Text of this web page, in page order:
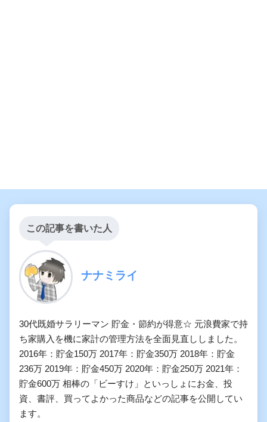
この記事を書いた人
ナナミライ
30代既婚サラリーマン 貯金・節約が得意☆ 元浪費家で持
ち家購入を機に家計の管理方法を全面見直ししました。
2016年：貯金150万 2017年：貯金350万 2018年：貯金
236万 2019年：貯金450万 2020年：貯金250万 2021年：
貯金600万 相棒の「ビーすけ」といっしょにお金、投
資、書評、買ってよかった商品などの記事を公開してい
ます。